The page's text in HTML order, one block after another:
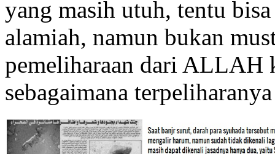
yang masih utuh, tentu
alamiah, namun bukan
pemeliharaan dari ALLAH
sebagaimana